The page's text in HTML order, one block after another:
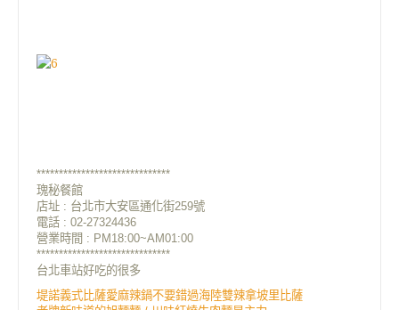
******************************
瑰秘餐館
店址 : 台北市大安區通化街259號
電話 : 02-27324436
營業時間 : PM18:00~AM01:00
******************************
台北車站好吃的很多
堤諾義式比薩愛麻辣鍋不要錯過海陸雙辣拿坡里比薩